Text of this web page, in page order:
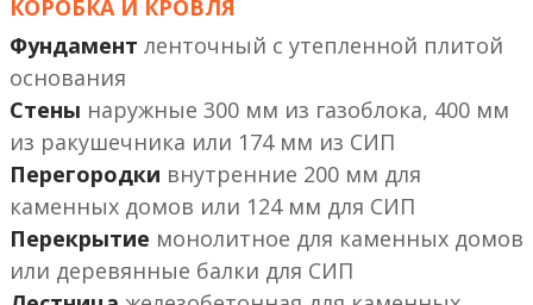
КОРОБКА И КРОВЛЯ
Фундамент ленточный с утепленной плитой
основания
Стены наружные 300 мм из газоблока, 400 мм
из ракушечника или 174 мм из СИП
Перегородки внутренние 200 мм
или 124 мм
Перекрытие монолитное
или деревянные балки